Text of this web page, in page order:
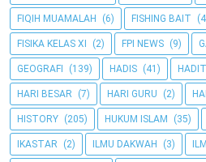
FIQIH MUAMALAH (6) FISHING BAIT
FISIKA KELAS XI (2) FPI NEWS (9)
GEOGRAFI (139) HADIS (41)
HARI BESAR (7) HARI GURU (2)
HISTORY (205) HUKUM ISLAM (35)
IKASTAR (2) ILMU DAKWAH (3)